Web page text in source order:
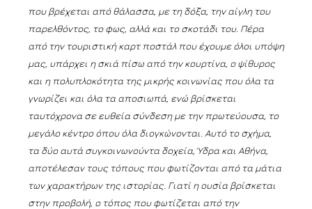
που βρέχεται από θάλασσα, με τη δόξα, την αίγλη του
παρελθόντος, το φως, αλλά και το σκοτάδι του. Πέρα
από την τουριστική καρτ ποστάλ που έχουμε όλοι υπόψη
μας, υπάρχει η σκιά πίσω από την κουρτίνα, ο ψίθυρος
και η πολυπλοκότητα της μικρής κοινωνίας που όλα τα
γνωρίζει και όλα τα αποσιωπά, ενώ βρίσκεται
ταυτόχρονα σε ευθεία σύνδεση με την πρωτεύουσα, το
μεγάλο κέντρο όπου όλα διογκώνονται. Αυτό το σχήμα,
τα δύο αυτά συγκοινωνούντα δοχεία, Ύδρα και Αθήνα,
αποτέλεσαν τους τόπους που φωτίζονται από τα μάτια
των χαρακτήρων της ιστορίας. Γιατί η ουσία βρίσκεται
στην προβολή, ο τόπος που φωτίζεται από την